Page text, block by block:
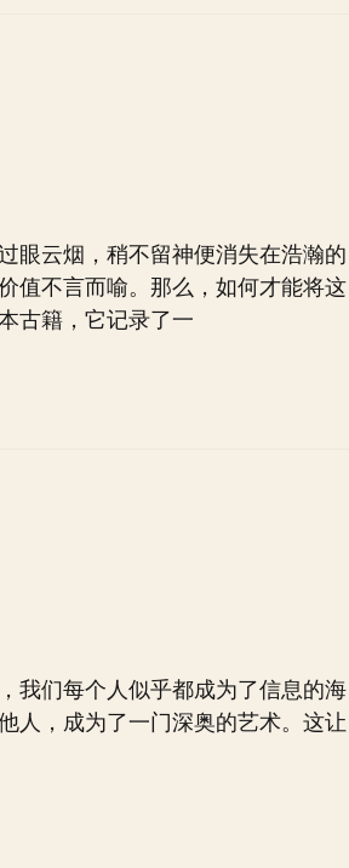
眼云烟，稍不留神便消失在浩瀚的
值不言而喻。那么，如何才能将这
古籍，它记录了一
我们每个人似乎都成为了信息的海
人，成为了一门深奥的艺术。这让